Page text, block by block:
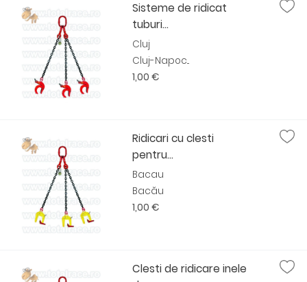
Sisteme de ridicat
tuburi...
Cluj
Cluj-Napoc...
1,00 €
Ridicari cu clesti
pentru...
Bacau
Bacău
1,00 €
Clesti de ridicare inele